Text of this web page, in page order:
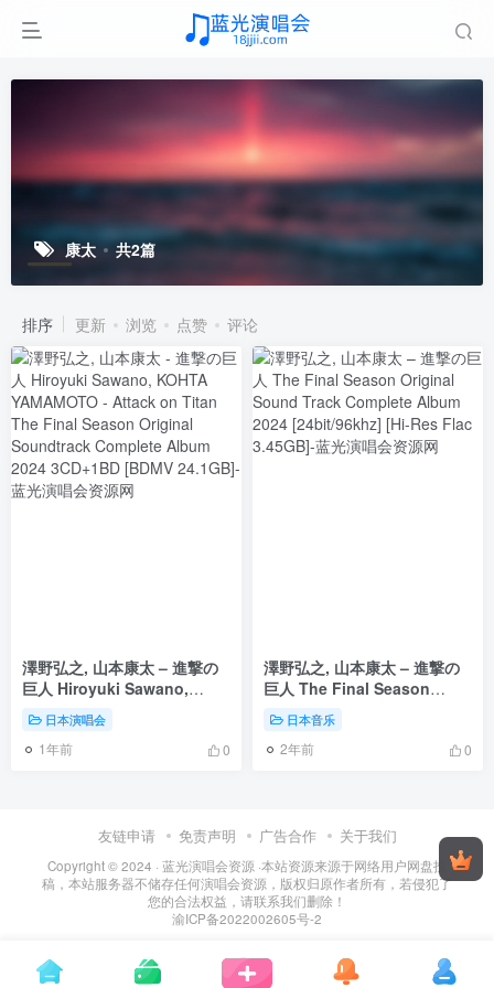
康太 共2篇
排序 更新 浏览 点赞 评论
澤野弘之, 山本康太 – 進撃の
巨人 Hiroyuki Sawano,
KOHTA YAMAMOTO –
Attack on Titan The Final
Season Original
日本演唱会
1年前 0
澤野弘之, 山本康太 – 進撃の
巨人 The Final Season
Original Sound Track
Complete Album 2024
[24bit/96khz] [Hi-Res Flac
日本音乐
2年前 0
友链申请 免责声明 广告合作 关于我们
Copyright © 2024 · 蓝光演唱会资源 ·本站资源来源于网络用户网盘投
稿，本站服务器不储存任何演唱会资源，版权归原作者所有，若侵犯了
您的合法权益，请联系我们删除！
渝ICP备2022002605号-2